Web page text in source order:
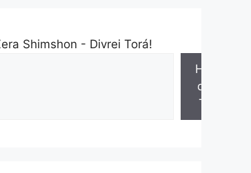
Shimshon - Divrei Torá!
Hojas
de la
Torá